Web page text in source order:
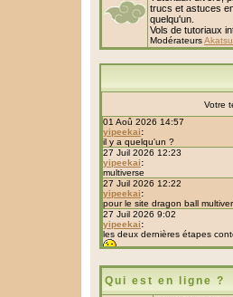
trucs et astuces
quelqu'un.
Vols de tutoriaux
Modérateurs
Qui est en ligne ?